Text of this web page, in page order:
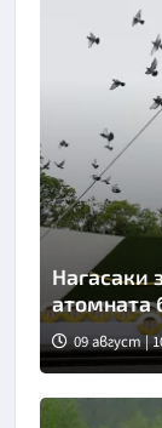
Снимка:
Нагасаки
атомната
09 август |